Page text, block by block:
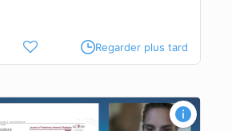
Regarder plus tard